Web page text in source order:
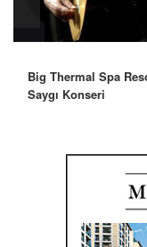
Big Thermal Spa
Saygı Konseri